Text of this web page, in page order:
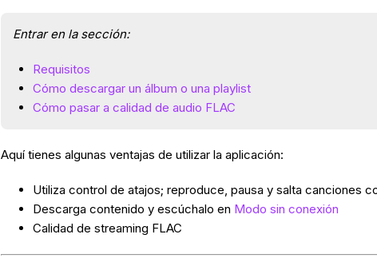
Entrar en la sección:
Requisitos
Cómo descargar un álbum o una playlist
Cómo pasar a calidad de audio FLAC
Aquí tienes algunas ventajas de utilizar la aplicación:
Utiliza control de atajos; reproduce, pausa y salta canciones
Descarga contenido y escúchalo en Modo sin conexión
Calidad de streaming FLAC